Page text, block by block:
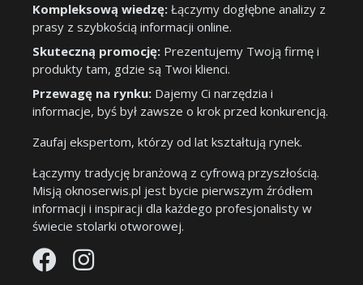
Kompleksową wiedzę: Łączymy dogłębne analizy z
prasy z szybkością informacji online.
Skuteczną promocję: Prezentujemy Twoją firmę i
produkty tam, gdzie są Twoi klienci.
Przewagę na rynku: Dajemy Ci narzędzia i
informacje, byś był zawsze o krok przed konkurencją.
Zaufaj ekspertom, którzy od lat kształtują rynek.
Łączymy tradycję branżową z cyfrową przyszłością.
Misją oknoserwis.pl jest bycie pierwszym źródłem
informacji i inspiracji dla każdego profesjonalisty w
świecie stolarki otworowej.